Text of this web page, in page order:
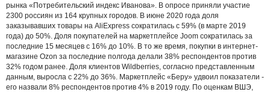
рынка «Потребительский индекс Иванова». В опросе приняли участие
2300 россиян из 164 крупных городов. В июне 2020 года доля
заказывавших товары на AliExpress сократилась с 59% (в марте 2019
года) до 50%. Доля покупателей на маркетплейсе Joom сократилась за
последние 15 месяцев с 16% до 10%. В то же время, покупки в интернет-
магазине Ozon за последние полгода делали 38% респондентов против
32% годом ранее. Доля клиентов Wildberries, согласно представленным
данным, выросла с 22% до 36%. Маркетплейс «Беру» удвоил показатели -
его назвали 8% респондентов против 4% в 2019 году. По оценкам ВШЭ,